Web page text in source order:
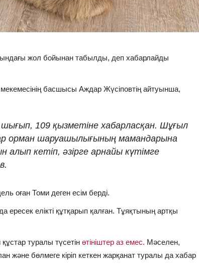
жол бойынан табылды, деп хабарлайды
басшысы Аждар Жүсіповтің айтуынша,
шығып, 109 қызметіне хабарласқан. Шұғыл
орман шаруашылығының мамандарына
алып кетіп, әзірге арнайы күтімге
оған Томи деген есім берді.
елікті құтқарып қалған. Тұяқтының артқы
құстар туралы түсетін өтініштер аз емес. Мәселен,
және бөлмеге кіріп кеткен жарқанат туралы да хабар